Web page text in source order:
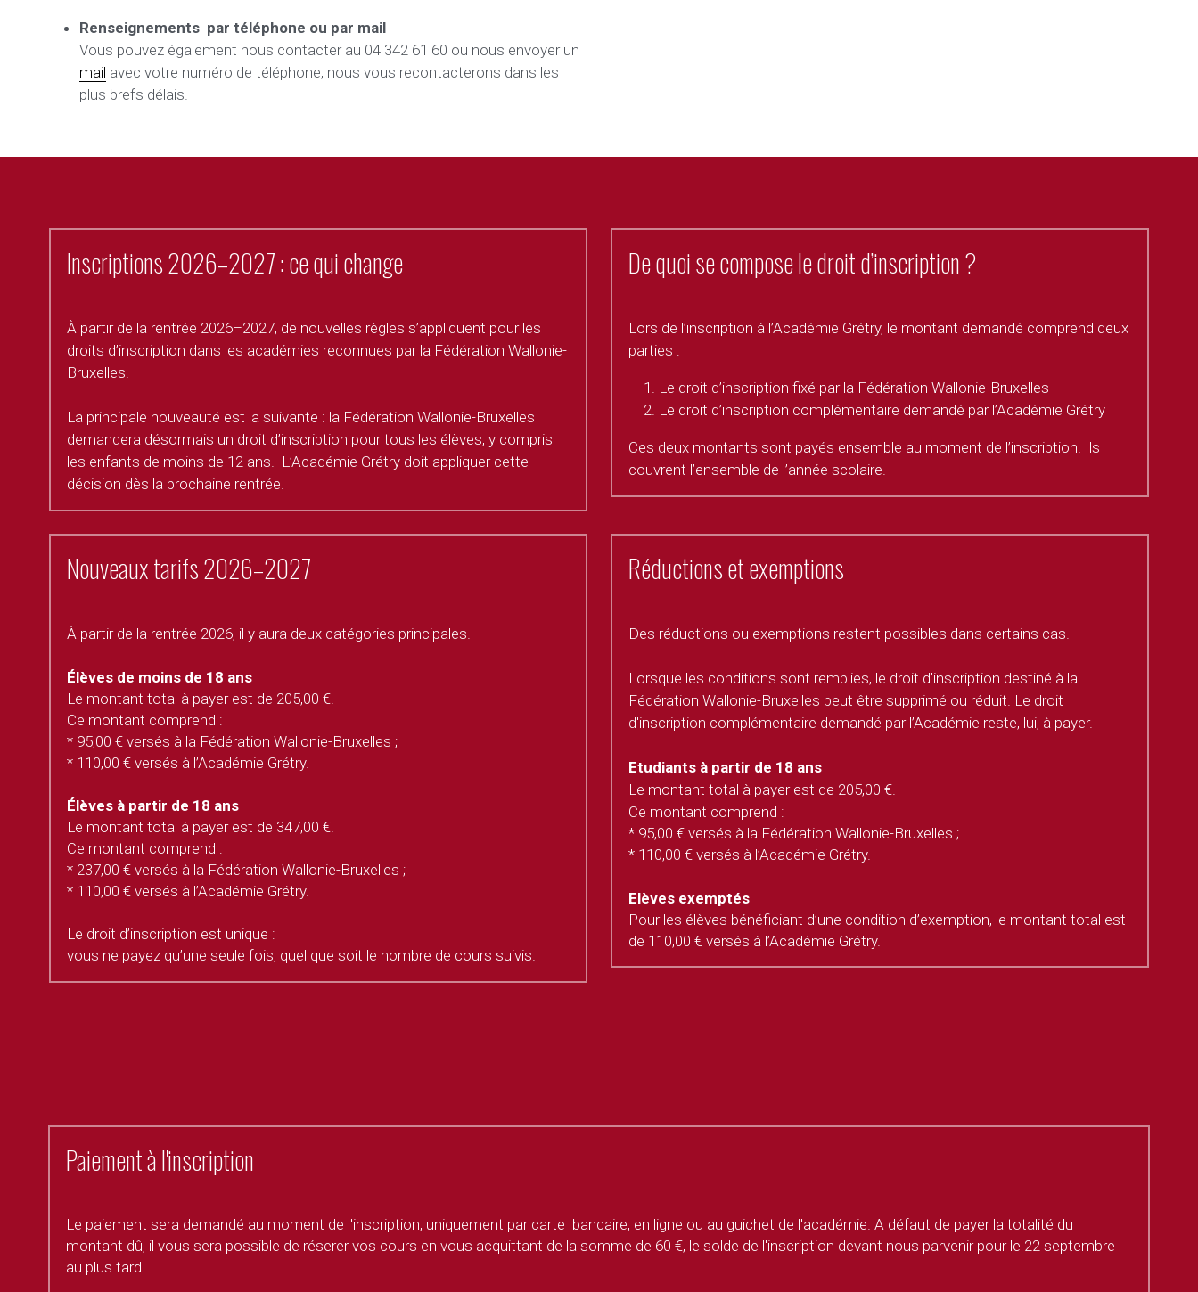
Renseignements  par téléphone ou par mail
mail avec votre numéro de téléphone, nous vous recontacterons dans les
plus brefs délais.
Inscriptions 2026–2027 : ce qui change
À partir de la rentrée 2026–2027, de nouvelles règles s’appliquent pour les
droits d’inscription dans les académies reconnues par la Fédération Wallonie-
Bruxelles.
La principale nouveauté est la suivante : la Fédération Wallonie-Bruxelles
demandera désormais un droit d’inscription pour tous les élèves, y compris
les enfants de moins de 12 ans. L’Académie Grétry doit appliquer cette
décision dès la prochaine rentrée.
De quoi se compose le droit d’inscription ?
Lors de l’inscription à l’Académie Grétry, le montant demandé comprend deux
parties :
Le droit d’inscription fixé par la Fédération Wallonie-Bruxelles
Le droit d’inscription complémentaire demandé par l’Académie Grétry
Ces deux montants sont payés ensemble au moment de l’inscription. Ils
couvrent l’ensemble de l’année scolaire.
Nouveaux tarifs 2026–2027
À partir de la rentrée 2026, il y aura deux catégories principales.
Élèves de moins de 18 ans
Le montant total à payer est de 205,00 €.
Ce montant comprend :
* 95,00 € versés à la Fédération Wallonie-Bruxelles ;
* 110,00 € versés à l’Académie Grétry.
Élèves à partir de 18 ans
Le montant total à payer est de 347,00 €.
Ce montant comprend :
* 237,00 € versés à la Fédération Wallonie-Bruxelles ;
* 110,00 € versés à l’Académie Grétry.
Le droit d’inscription est unique :
vous ne payez qu’une seule fois, quel que soit le nombre de cours suivis.
Réductions et exemptions
Des réductions ou exemptions restent possibles dans certains cas.
Lorsque les conditions sont remplies, le droit d’inscription destiné à la
Fédération Wallonie-Bruxelles peut être supprimé ou réduit. Le droit
d'inscription complémentaire demandé par l’Académie reste, lui, à payer.
Etudiants à partir de 18 ans
Le montant total à payer est de 205,00 €.
Ce montant comprend :
* 95,00 € versés à la Fédération Wallonie-Bruxelles ;
* 110,00 € versés à l’Académie Grétry.
Elèves exemptés
Pour les élèves bénéficiant d’une condition d’exemption, le montant total est
de 110,00 € versés à l’Académie Grétry.
Paiement à l'inscription
Le paiement sera demandé au moment de l'inscription, uniquement par carte  bancaire, en ligne ou au guichet de l'académie. A défaut de payer la totalité du
montant dû, il vous sera possible de réserer vos cours en vous acquittant de la somme de 60 €, le solde de l'inscription devant nous parvenir pour le 22 septembre
au plus tard.